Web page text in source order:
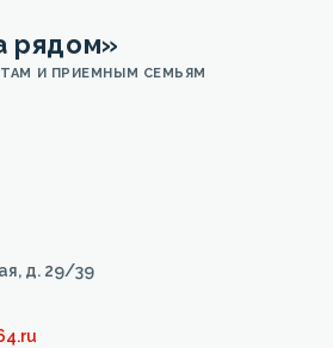
рядом»
И ПРИЕМНЫМ СЕМЬЯМ
д. 29/39